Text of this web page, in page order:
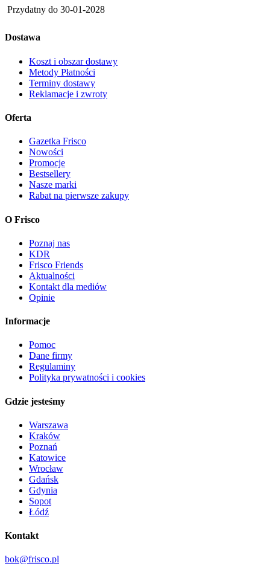
Przydatny do 30-01-2028
Dostawa
Koszt i obszar dostawy
Metody Płatności
Terminy dostawy
Reklamacje i zwroty
Oferta
Gazetka Frisco
Nowości
Promocje
Bestsellery
Nasze marki
Rabat na pierwsze zakupy
O Frisco
Poznaj nas
KDR
Frisco Friends
Aktualności
Kontakt dla mediów
Opinie
Informacje
Pomoc
Dane firmy
Regulaminy
Polityka prywatności i cookies
Gdzie jesteśmy
Warszawa
Kraków
Poznań
Katowice
Wrocław
Gdańsk
Gdynia
Sopot
Łódź
Kontakt
bok@frisco.pl